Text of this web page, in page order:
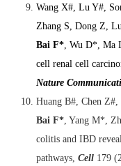
Wang X#, Lu Y#,
Zhang S, Dong Z,
Bai F*, Wu D*, Ma
cell renal cell
Nature
Huang B#, Chen
Bai F*, Yang M*,
colitis and IBD
pathways, Cell 179